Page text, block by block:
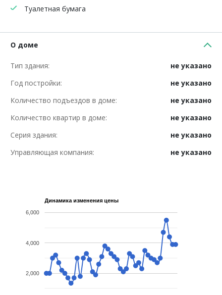
Туалетная бумага
О доме
Тип здания:
не указано
Год постройки:
не указано
Количество подъездов в доме:
не указано
Количество квартир в доме:
не указано
Серия здания:
не указано
Управляющая компания:
не указано
Динамика изменения цены
2,000
4,000
6,000